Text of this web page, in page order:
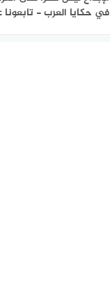
في حكايا العرب -